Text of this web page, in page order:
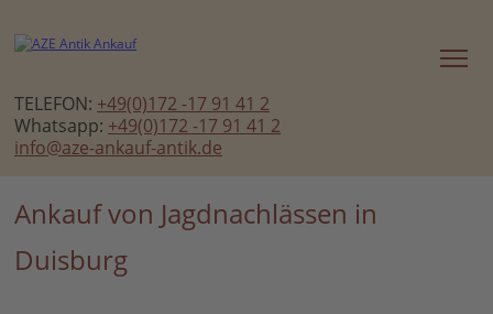
TELEFON: +49(0)172 -17 91 41 2
Whatsapp: +49(0)172 -17 91 41 2
info@aze-ankauf-antik.de
Ankauf von Jagdnachlässen in
Duisburg